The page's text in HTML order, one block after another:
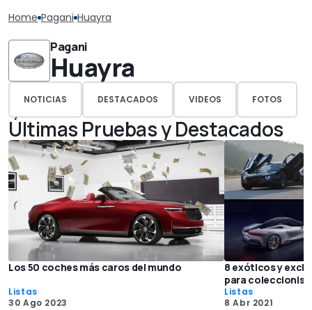
Home Pagani Huayra
Pagani
Huayra
NOTICIAS DESTACADOS VIDEOS FOTOS
Últimas Pruebas y Destacados
Los 50 coches más caros del mundo
Listas
30 Ago 2023
8 exóticos y
para
Listas
8 Abr 2021